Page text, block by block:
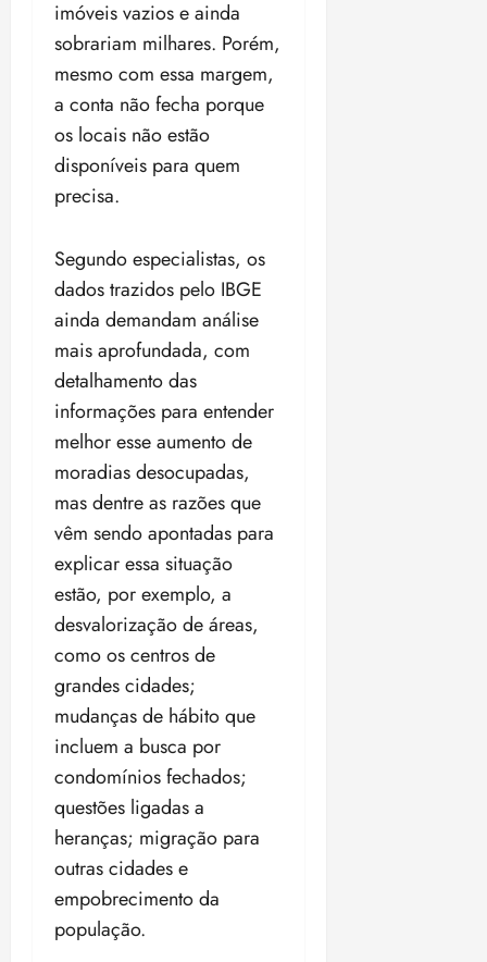
imóveis vazios e ainda
sobrariam milhares. Porém,
mesmo com essa margem,
a conta não fecha porque
os locais não estão
disponíveis para quem
precisa.
Segundo especialistas, os
dados trazidos pelo IBGE
ainda demandam análise
mais aprofundada, com
detalhamento das
informações para entender
melhor esse aumento de
moradias desocupadas,
mas dentre as razões que
vêm sendo apontadas para
explicar essa situação
estão, por exemplo, a
desvalorização de áreas,
como os centros de
grandes cidades;
mudanças de hábito que
incluem a busca por
condomínios fechados;
questões ligadas a
heranças; migração para
outras cidades e
empobrecimento da
população.